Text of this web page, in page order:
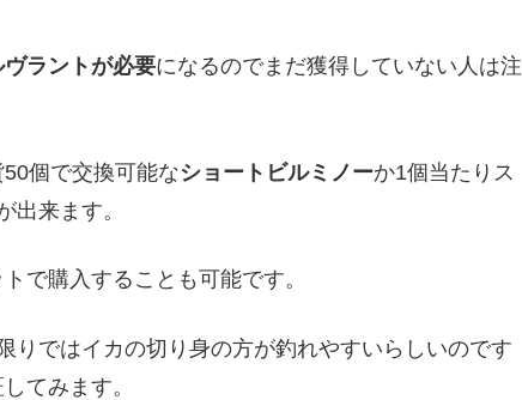
ラントが必要になるのでまだ獲得していない人は注
個で交換可能なショートビルミノーか1個当たりス
出来ます。
で購入することも可能です。
りではイカの切り身の方が釣れやすいらしいのです
てみます。